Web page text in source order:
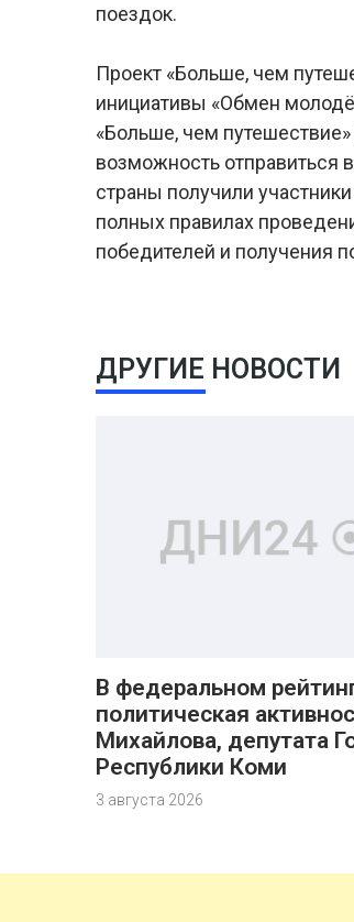
поездок.
Проект «Больше, чем
инициативы «Обмен
«Больше, чем
возможность отправиться
страны получили
полных правилах
победителей и получения
ДРУГИЕ НОВОСТИ
В федеральном
политическая
Михайлова, депутата
Республики Коми
3 августа 2026